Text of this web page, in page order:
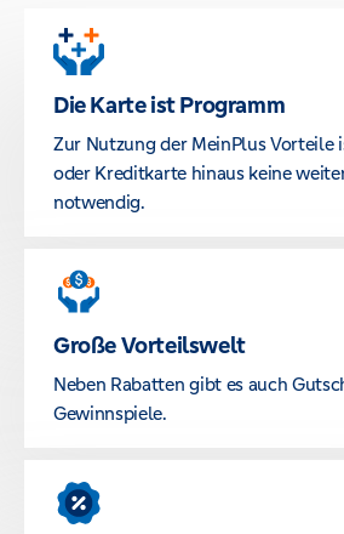
Die Karte ist Programm
Zur Nutzung der MeinPlus Vorteile
oder Kreditkarte hinaus keine
notwendig.
Große Vorteilswelt
Neben Rabatten gibt es auch
Gewinnspiele.